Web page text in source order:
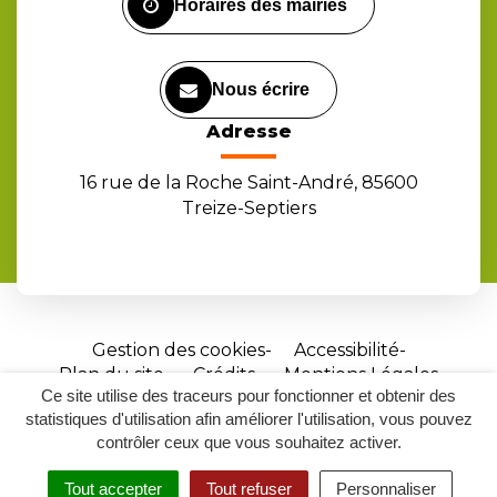
Ce site utilise des traceurs pour fonctionner et obtenir des
statistiques d'utilisation afin améliorer l'utilisation, vous pouvez
contrôler ceux que vous souhaitez activer.
Tout accepter Tout refuser Personnaliser
Horaires des mairies
Nous écrire
Adresse
16 rue de la Roche Saint-André, 85600
Treize-Septiers
Gestion des cookies
Accessibilité
Plan du site
Crédits
Mentions Légales
Site
réalisé
par
Inovagora